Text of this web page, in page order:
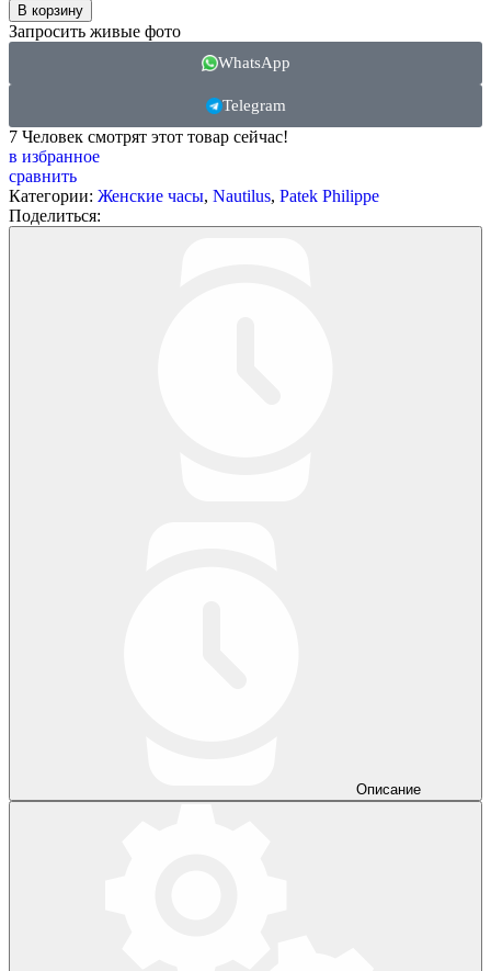
В корзину
Запросить живые фото
WhatsApp
Telegram
7 Человек смотрят этот товар сейчас!
в избранное
сравнить
Категории: Женские часы, Nautilus, Patek Philippe
Поделиться:
Описание